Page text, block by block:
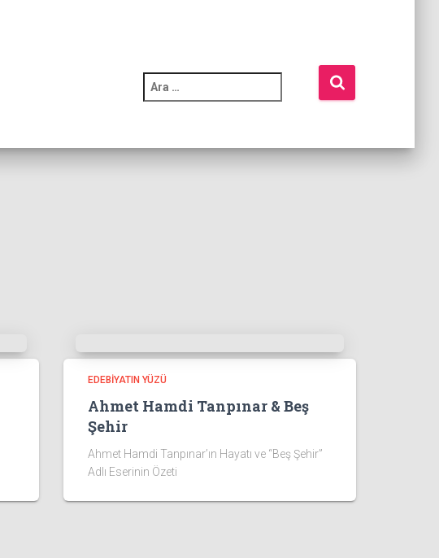
r
a
EDEBIYATIN YÜZÜ
Ahmet Hamdi Tanpınar & Beş
Şehir
Ahmet Hamdi Tanpınar’ın Hayatı ve “Beş Şehir”
Adlı Eserinin Özeti